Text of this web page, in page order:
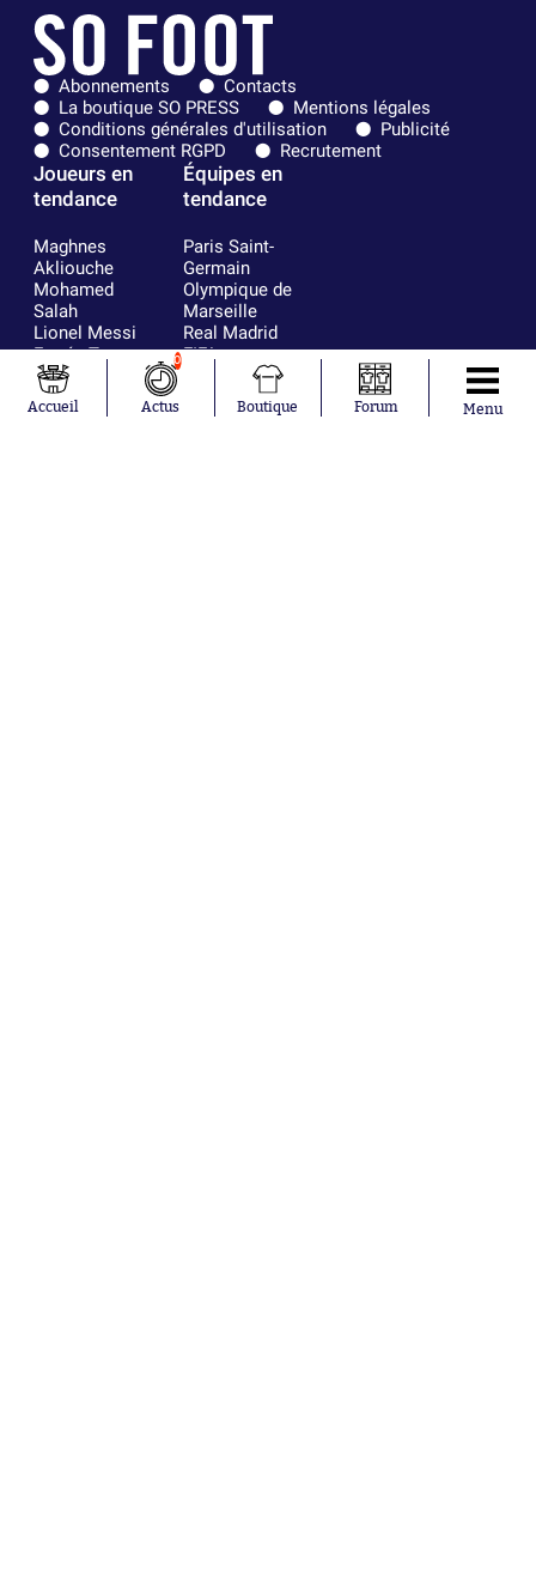
Abonnements
Contacts
La boutique SO PRESS
Mentions légales
Conditions générales d'utilisation
Publicité
Consentement RGPD
Recrutement
Joueurs en
tendance
Maghnes
Akliouche
Mohamed
Salah
Lionel Messi
Ferrán Torres
Kilian Corredor
Franco
Mastantuono
Équipes en
tendance
Paris Saint-
Germain
Olympique de
Marseille
Real Madrid
FIFA
Olympique
lyonnais
AS Monaco
Accueil
0
Actus Boutique Forum Menu